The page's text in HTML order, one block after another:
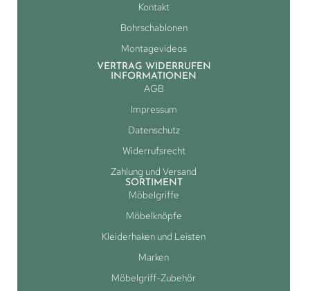
Kontakt
Bohrschablonen
Montagevideos
VERTRAG WIDERRUFEN
INFORMATIONEN
AGB
Impressum
Datenschutz
Widerrufsrecht
Zahlung und Versand
SORTIMENT
Möbelgriffe
Möbelknöpfe
Kleiderhaken und Leisten
Marken
Möbelgriff-Zubehör